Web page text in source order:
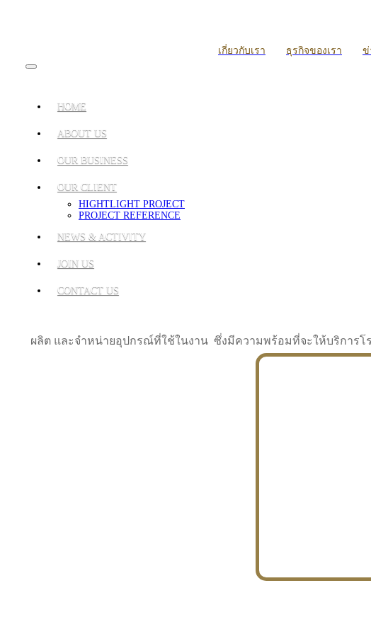
เกี่ยวกับเรา ธุรกิจของเรา ข่
HOME
ABOUT US
OUR BUSINESS
OUR CLIENT
HIGHTLIGHT PROJECT
PROJECT REFERENCE
NEWS & ACTIVITY
JOIN US
CONTACT US
ผลิต และจำหน่ายอุปกรณ์ที่ใช้ในงาน ซึ่งมีความพร้อมที่จะให้บริการโ